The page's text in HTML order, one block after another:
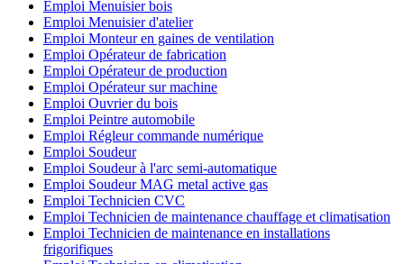
Emploi Menuisier bois
Emploi Menuisier d'atelier
Emploi Monteur en gaines de ventilation
Emploi Opérateur de fabrication
Emploi Opérateur de production
Emploi Opérateur sur machine
Emploi Ouvrier du bois
Emploi Peintre automobile
Emploi Régleur commande numérique
Emploi Soudeur
Emploi Soudeur à l'arc semi-automatique
Emploi Soudeur MAG metal active gas
Emploi Technicien CVC
Emploi Technicien de maintenance chauffage et climatisation
Emploi Technicien de maintenance en installations
frigorifiques